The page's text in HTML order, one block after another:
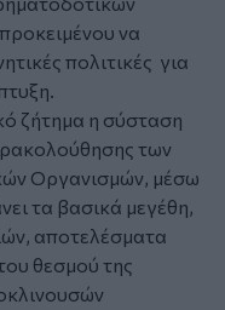
να
πολιτικές για
ζήτημα η σύσταση
των
Οργανισμών, μέσω
τα βασικά μεγέθη,
αποτελέσματα
θεσμού της